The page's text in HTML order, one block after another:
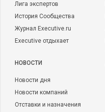
Лига экспертов
История Сообщества
Журнал Executive.ru
Executive отдыхает
НОВОСТИ
Новости дня
Новости компаний
Отставки и назначения